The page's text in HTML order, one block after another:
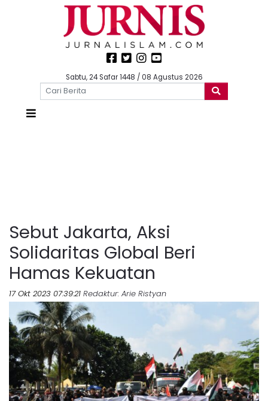
Sabtu, 24 Safar 1448 / 08 Agustus 2026
Sebut Jakarta, Aksi
Solidaritas Global Beri
Hamas Kekuatan
17 Okt 2023 07:39:21 Redaktur: Arie Ristyan